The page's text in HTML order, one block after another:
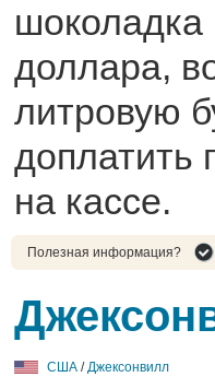
доллара,
литровую
доплатить
на кассе.
Полезная информация?
США /Джексонвилл